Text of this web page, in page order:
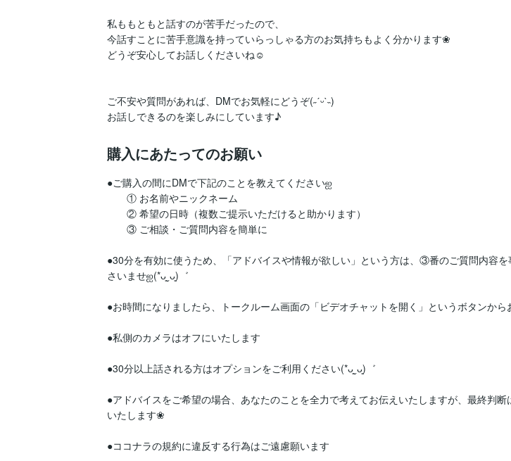
私ももともと話すのが苦手だったので、
今話すことに苦手意識を持っていらっしゃる方のお気持ちもよく分かります❀
どうぞ安心してお話しくださいね☺︎
ご不安や質問があれば、DMでお気軽にどうぞ(˶ˊᵕˋ˵)
お話しできるのを楽しみにしています♪
購入にあたってのお願い
●ご購入の間にDMで下記のことを教えてくださいஐ
① お名前やニックネーム
② 希望の日時（複数ご提示いただけると助かります）
③ ご相談・ご質問内容を簡単に
●30分を有効に使うため、「アドバイスや情報が欲しい」という方は、③番のご質問内容
さいませஐ(*ᴗ͈ˬᴗ͈)゛
●お時間になりましたら、トークルーム画面の「ビデオチャットを開く」というボタンか
●私側のカメラはオフにいたします
●30分以上話される方はオプションをご利用ください(*ᴗ͈ˬᴗ͈)゛
●アドバイスをご希望の場合、あなたのことを全力で考えてお伝えいたしますが、最終判断
いたします❀
●ココナラの規約に違反する行為はご遠慮願います